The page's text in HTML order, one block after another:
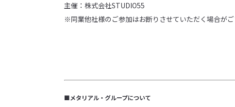
主催：株式会社STUDIO55
※同業他社様のご参加はお断りさせていただく場合が
■メタリアル・グループについて